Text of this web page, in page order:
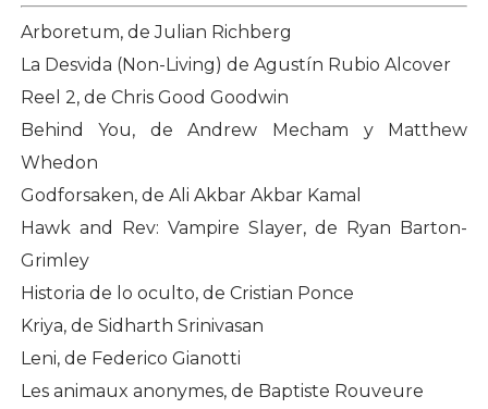
Arboretum, de Julian Richberg
La Desvida (Non-Living) de Agustín Rubio Alcover
Reel 2, de Chris Good Goodwin
Behind You, de Andrew Mecham y Matthew
Whedon
Godforsaken, de Ali Akbar Akbar Kamal
Hawk and Rev: Vampire Slayer, de Ryan Barton-
Grimley
Historia de lo oculto, de Cristian Ponce
Kriya, de Sidharth Srinivasan
Leni, de Federico Gianotti
Les animaux anonymes, de Baptiste Rouveure